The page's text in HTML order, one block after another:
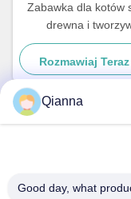
Zabawka dla kotów
drewna i
sztucznego Dla
i kotów
Rozmawiaj Teraz
Adres
Qianna
Good day, what